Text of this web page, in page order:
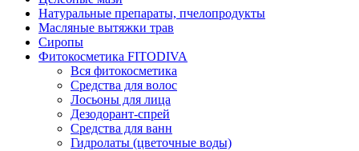
Натуральные препараты, пчелопродукты
Масляные вытяжки трав
Сиропы
Фитокосметика FITODIVA
Вся фитокосметика
Средства для волос
Лосьоны для лица
Дезодорант-спрей
Средства для ванн
Гидролаты (цветочные воды)